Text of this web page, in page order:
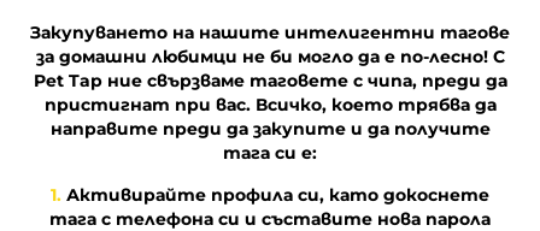
Закупуването на нашите интелигентни тагове
за домашни любимци не би могло да е по-лесно! С
Pet Tap ние свързваме таговете с чипа, преди да
пристигнат при вас. Всичко, което трябва да
направите преди да закупите и да получите
тага си е:
1. Активирайте профила си, като докоснете
тага с телефона си и съставите нова парола